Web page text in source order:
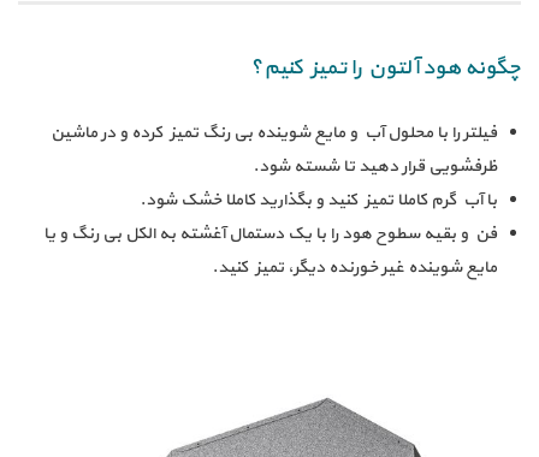
چگونه هود آلتون را تمیز کنیم؟
فیلتر را با محلول آب و مایع شوینده بی رنگ تمیز کرده و در ماشین
ظرفشویی قرار دهید تا شسته شود.
با آب گرم کاملا تمیز کنید و بگذارید کاملا خشک شود.
فن و بقیه سطوح هود را با یک دستمال آغشته به الکل بی رنگ و یا
مایع شوینده غیر خورنده دیگر، تمیز کنید.